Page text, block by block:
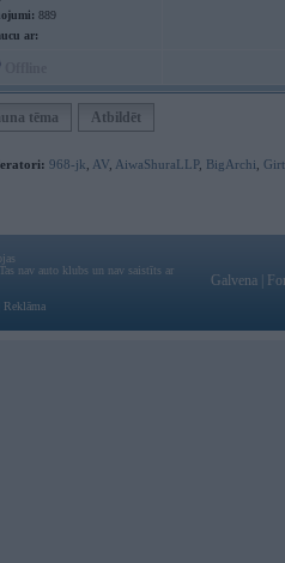
889
ar:
tēma Atbildēt
968-jk AV AiwaShuraLLP, BigArchi
nav auto klubs un nav saistīts ar
Reklāma
Galvena